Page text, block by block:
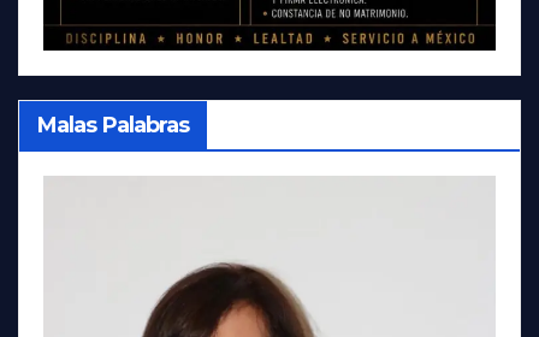
Malas Palabras